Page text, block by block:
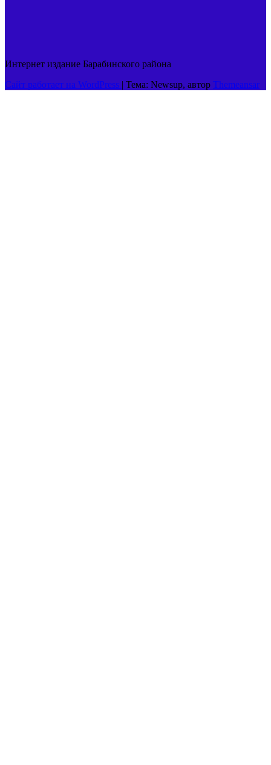
Интернет издание Барабинского района
Сайт работает на WordPress | Тема: Newsup, автор Themeansar